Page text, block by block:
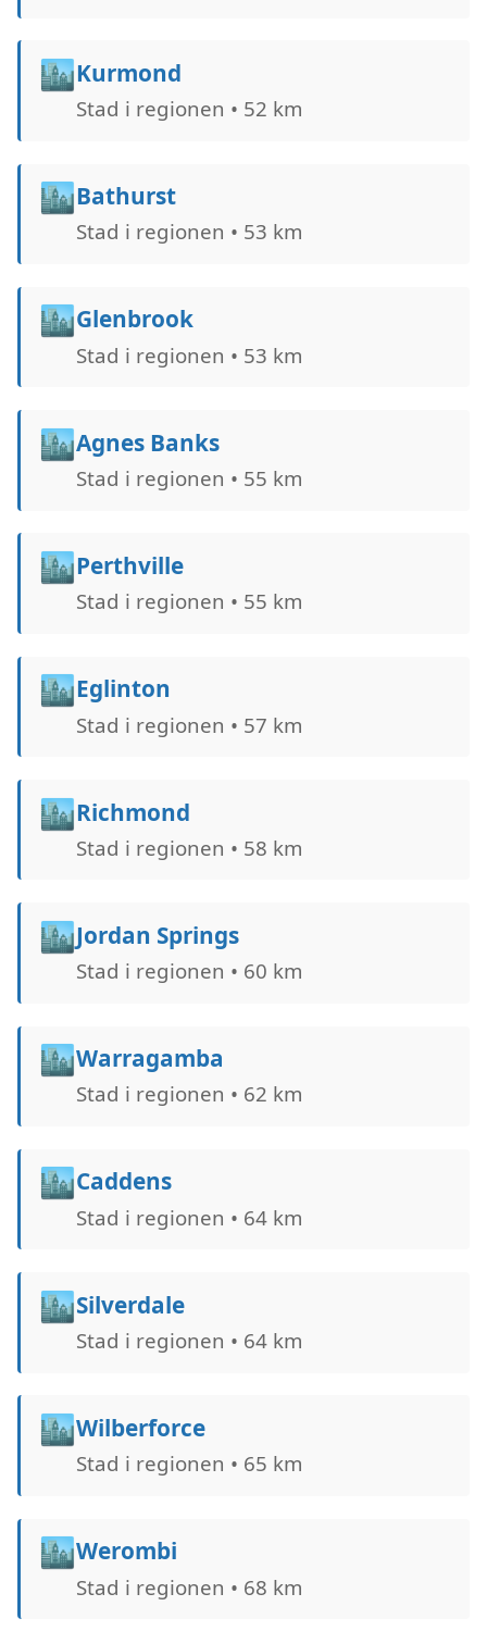
🏙️Kurmond
Stad i regionen • 52 km
🏙️Bathurst
Stad i regionen • 53 km
🏙️Glenbrook
Stad i regionen • 53 km
🏙️Agnes Banks
Stad i regionen • 55 km
🏙️Perthville
Stad i regionen • 55 km
🏙️Eglinton
Stad i regionen • 57 km
🏙️Richmond
Stad i regionen • 58 km
🏙️Jordan Springs
Stad i regionen • 60 km
🏙️Warragamba
Stad i regionen • 62 km
🏙️Caddens
Stad i regionen • 64 km
🏙️Silverdale
Stad i regionen • 64 km
🏙️Wilberforce
Stad i regionen • 65 km
🏙️Werombi
Stad i regionen • 68 km